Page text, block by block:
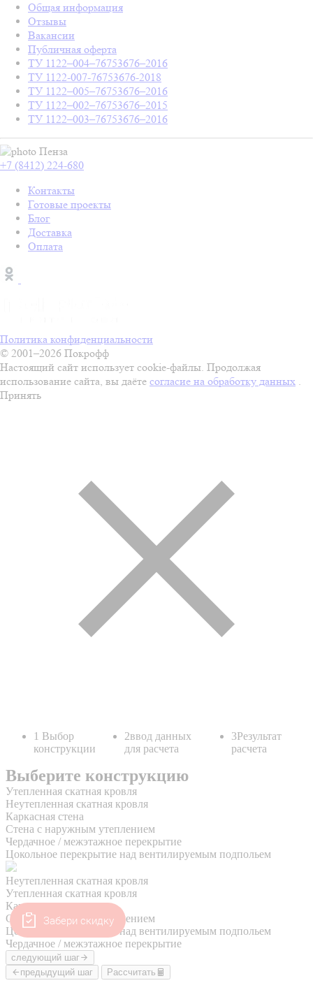
Общая информация
Отзывы
Вакансии
Публичная оферта
ТУ 1122–004–76753676–2016
ТУ 1122-007-76753676-2018
ТУ 1122–005–76753676–2016
ТУ 1122–002–76753676–2015
ТУ 1122–003–76753676–2016
Пенза
+7 (8412) 224-680
Контакты
Готовые проекты
Блог
Доставка
Оплата
Политика конфиденциальности
© 2001–2026 Покрофф
Настоящий сайт использует cookie-файлы. Продолжая
использование сайта, вы даёте согласие на обработку данных .
Принять
Забери скидку